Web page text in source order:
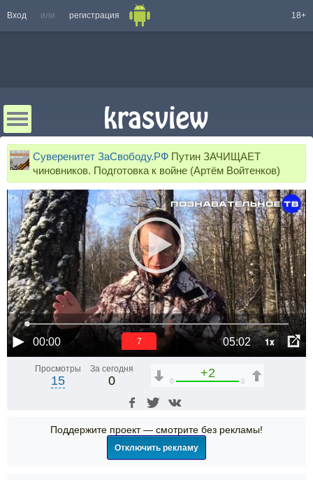
Вход или регистрация 18+
Суверенитет ЗаСвободу.РФ Путин ЗАЧИЩАЕТ
чиновников. Подготовка к войне (Артём Войтенков)
00:00 05:02 1x
6
Просмотры
15
За сегодня
0
+2
0 2
Поддержите проект — смотрите без рекламы!
Отключить рекламу